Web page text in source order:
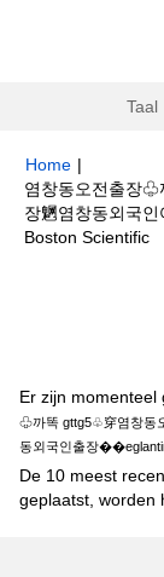
Taal
Home |
염창동오전출장♧
장䰣염창동외국
Boston Scientific
Er zijn
♧까똑 gttg5♧穿염창동
동외국인출장
De 10 meest
geplaatst, worden